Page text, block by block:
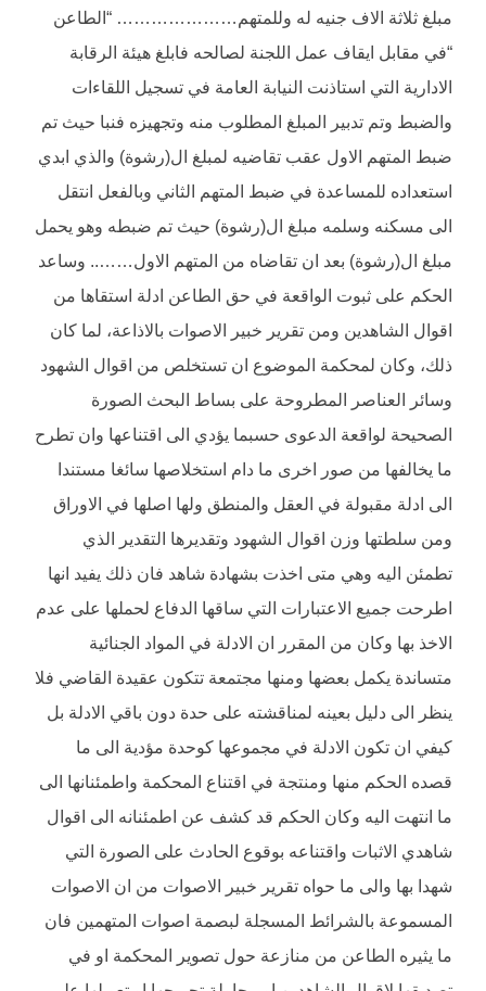
مبلغ ثلاثة الاف جنيه له وللمتهم………………… “الطاعن
“في مقابل ايقاف عمل اللجنة لصالحه فابلغ هيئة الرقابة
الادارية التي استاذنت النيابة العامة في تسجيل اللقاءات
والضبط وتم تدبير المبلغ المطلوب منه وتجهيزه فنبا حيث تم
ضبط المتهم الاول عقب تقاضيه لمبلغ ال(رشوة) والذي ابدي
استعداده للمساعدة في ضبط المتهم الثاني وبالفعل انتقل
الى مسكنه وسلمه مبلغ ال(رشوة) حيث تم ضبطه وهو يحمل
مبلغ ال(رشوة) بعد ان تقاضاه من المتهم الاول…….. وساعد
الحكم على ثبوت الواقعة في حق الطاعن ادلة استقاها من
اقوال الشاهدين ومن تقرير خبير الاصوات بالاذاعة، لما كان
ذلك، وكان لمحكمة الموضوع ان تستخلص من اقوال الشهود
وسائر العناصر المطروحة على بساط البحث الصورة
الصحيحة لواقعة الدعوى حسبما يؤدي الى اقتناعها وان تطرح
ما يخالفها من صور اخرى ما دام استخلاصها سائغا مستندا
الى ادلة مقبولة في العقل والمنطق ولها اصلها في الاوراق
ومن سلطتها وزن اقوال الشهود وتقديرها التقدير الذي
تطمئن اليه وهي متى اخذت بشهادة شاهد فان ذلك يفيد انها
اطرحت جميع الاعتبارات التي ساقها الدفاع لحملها على عدم
الاخذ بها وكان من المقرر ان الادلة في المواد الجنائية
متساندة يكمل بعضها ومنها مجتمعة تتكون عقيدة القاضي فلا
ينظر الى دليل بعينه لمناقشته على حدة دون باقي الادلة بل
كيفي ان تكون الادلة في مجموعها كوحدة مؤدية الى ما
قصده الحكم منها ومنتجة في اقتناع المحكمة واطمئنانها الى
ما انتهت اليه وكان الحكم قد كشف عن اطمئنانه الى اقوال
شاهدي الاثبات واقتناعه بوقوع الحادث على الصورة التي
شهدا بها والى ما حواه تقرير خبير الاصوات من ان الاصوات
المسموعة بالشرائط المسجلة لبصمة اصوات المتهمين فان
ما يثيره الطاعن من منازعة حول تصوير المحكمة او في